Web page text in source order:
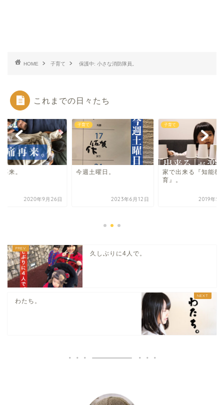
HOME 子育て 保護中: 小さな消防隊員。
これまでの日々たち
来。
2020年9月26日
子育て
今週土曜日。
2023年6月12日
子育て
家で出来る『知能教
育』。
2019年5
久しぶりに4人で。
わたち。